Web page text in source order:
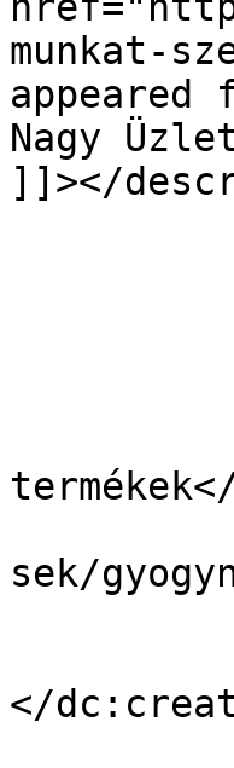
munkat-
Nagy
]]></
sek/
</